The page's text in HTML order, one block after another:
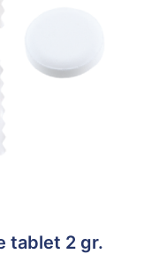
tablet 2 gr.